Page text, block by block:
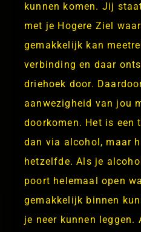
kunnen komen. Jij
met je Hogere Ziel
gemakkelijk kan
verbinding en daar
driehoek door.
aanwezigheid van jou
doorkomen. Het is een
dan via alcohol, maar
hetzelfde. Als je
poort helemaal open
gemakkelijk binnen
je neer kunnen leggen.